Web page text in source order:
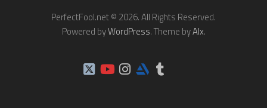
PerfectFool.net © 2026. All Rights Reserved.
Powered byWordPress. Theme byAlx.